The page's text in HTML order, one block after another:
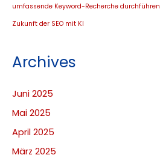
umfassende Keyword-Recherche durchführen
Zukunft der SEO mit KI
Archives
Juni 2025
Mai 2025
April 2025
März 2025